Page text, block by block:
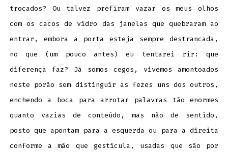
trocados? Ou talvez prefiram vazar os meus olhos
com os cacos de vidro das janelas que quebraram ao
entrar, embora a porta esteja sempre destrancada,
no que (um pouco antes) eu tentarei rir: que
diferença faz? Já somos cegos, vivemos amontoados
neste porão sem distinguir as fezes uns dos outros,
enchendo a boca para arrotar palavras tão enormes
quanto vazias de conteúdo, mas não de sentido,
posto que apontam para a esquerda ou para a direita
conforme a mão que gesticula, usadas que são por